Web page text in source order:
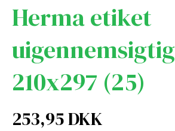
Herma etiket
uigennemsigtig
210x297 (25)
253,95 DKK